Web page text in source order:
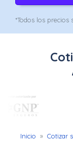
para
Uber
Chofer
Seguro
de
*Todos los
Inicio » Cotizar